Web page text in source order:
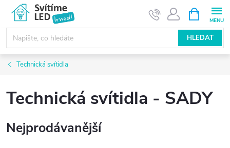
obsah
HLEDAT
NÁKUPNÍ
KOŠÍK
Technická svítidla
Technická svítidla - SADY
Nejprodávanější